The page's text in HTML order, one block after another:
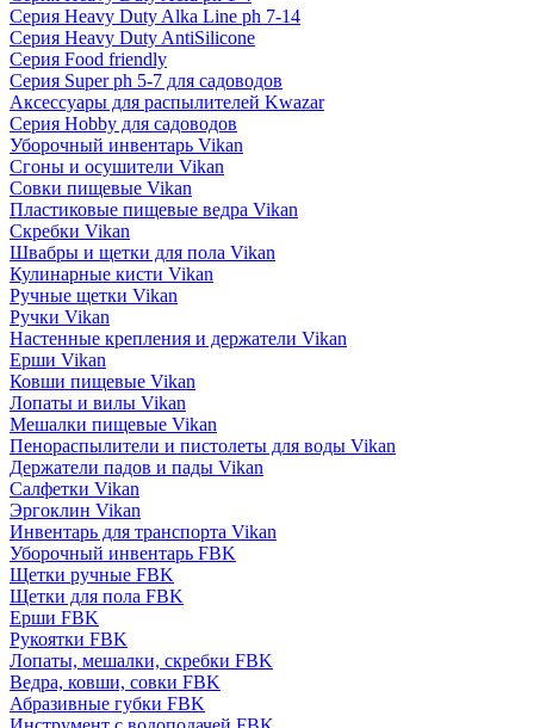
Серия Heavy Duty Alka Line ph 7-14
Серия Heavy Duty AntiSilicone
Серия Food friendly
Серия Super ph 5-7 для садоводов
Аксессуары для распылителей Kwazar
Серия Hobby для садоводов
Уборочный инвентарь Vikan
Сгоны и осушители Vikan
Совки пищевые Vikan
Пластиковые пищевые ведра Vikan
Скребки Vikan
Швабры и щетки для пола Vikan
Кулинарные кисти Vikan
Ручные щетки Vikan
Ручки Vikan
Настенные крепления и держатели Vikan
Ерши Vikan
Ковши пищевые Vikan
Лопаты и вилы Vikan
Мешалки пищевые Vikan
Пенораспылители и пистолеты для воды Vikan
Держатели падов и пады Vikan
Салфетки Vikan
Эргоклин Vikan
Инвентарь для транспорта Vikan
Уборочный инвентарь FBK
Щетки ручные FBK
Щетки для пола FBK
Ерши FBK
Рукоятки FBK
Лопаты, мешалки, скребки FBK
Ведра, ковши, совки FBK
Абразивные губки FBK